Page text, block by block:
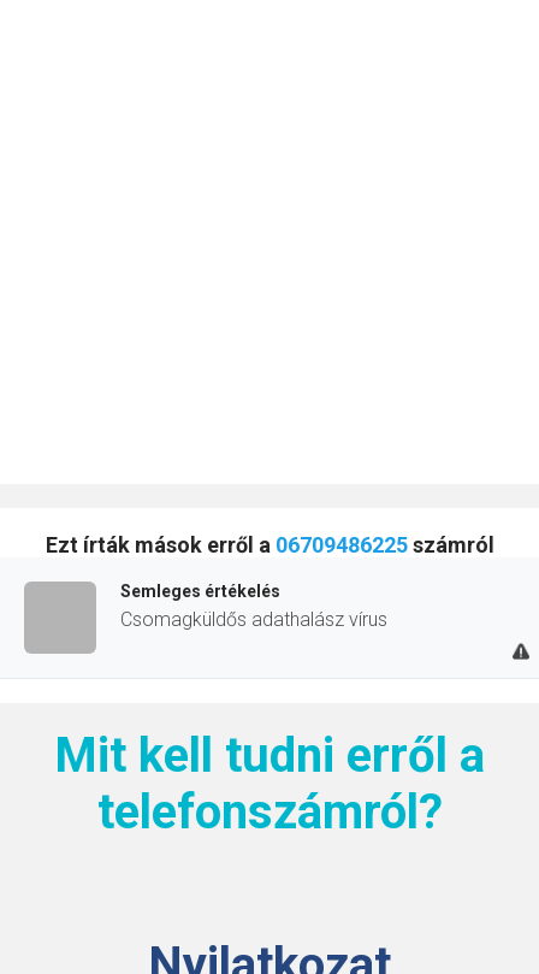
Ezt írták mások erről a 06709486225számról
Semleges értékelés
Csomagküldős adathalász vírus
Mit kell tudni erről a
telefonszámról?